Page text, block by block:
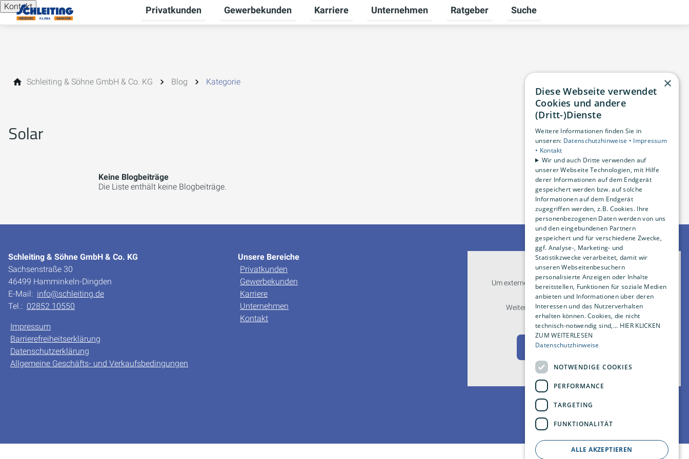
Kontakt Privatkunden
Untermenü für Privatkunden umschalten
Gewerbekunden
Untermenü für Gewerbekunden umschalten
Karriere
Untermenü für Karriere umschalten
Unternehmen
Untermenü für Unternehmen umschalten
Ratgeber
Untermenü für Ratgeber umschalten
Suche
Schleiting & Söhne GmbH & Co. KG Blog Kategorie
Solar
Keine Blogbeiträge
Die Liste enthält keine Blogbeiträge.
Schleiting & Söhne GmbH & Co. KG
Sachsenstraße 30
46499 Hamminkeln-Dingden
E-Mail: info@schleiting.de
Tel.: 02852 10550
Impressum
Barrierefreiheitserklärung
Datenschutzerklärung
Allgemeine Geschäfts- und Verkaufsbedingungen
Unsere Bereiche
Privatkunden
Gewerbekunden
Karriere
Unternehmen
Kontakt
Um externe HTML-Inhalte anzuzeigen, benötigen wir
Ihre Einwilligung.
Weitere Informationen finden Sie in unserer
Datenschutzerklärung.
Cookie-Einstellungen öffnen
×
Diese Webseite verwendet
Cookies und andere
(Dritt-)Dienste
Weitere Informationen finden Sie in
unseren: Datenschutzhinweise • Impressum
• Kontakt
Wir und auch Dritte verwenden auf
unserer Webseite Technologien, mit Hilfe
derer Informationen auf dem Endgerät
gespeichert werden bzw. auf solche
Informationen auf dem Endgerät
zugegriffen werden, z.B. Cookies. Ihre
personenbezogenen Daten werden von uns
und den eingebundenen Partnern
gespeichert und für verschiedene Zwecke,
ggf. Analyse-, Marketing- und
Statistikzwecke verarbeitet, damit wir
unseren Webseitenbesuchern
personalisierte Anzeigen oder Inhalte
bereitstellen, Funktionen für soziale Medien
anbieten und Informationen über deren
Interessen und das Nutzerverhalten
erhalten können. Cookies, die nicht
technisch-notwendig sind,... HIER KLICKEN
ZUM WEITERLESEN
Datenschutzhinweise
NOTWENDIGE COOKIES
PERFORMANCE
TARGETING
FUNKTIONALITÄT
ALLE AKZEPTIEREN